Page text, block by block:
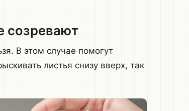
созревают
В этом случае помогут
листья снизу вверх, так